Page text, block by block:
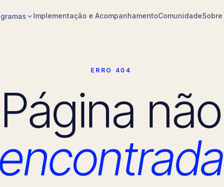
Implementação e AcompanhamentoComunidadeSobre
ERRO 404
Página não